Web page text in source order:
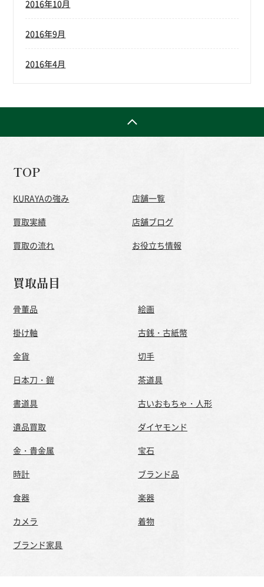
2016年10月
2016年9月
2016年4月
TOP
KURAYAの強み
買取実績
買取の流れ
店舗一覧
店舗ブログ
お役立ち情報
買取品目
骨董品
絵画
掛け軸
古銭・古紙幣
金貨
切手
日本刀・鎧
茶道具
書道具
古いおもちゃ・人形
遺品買取
ダイヤモンド
金・貴金属
宝石
時計
ブランド品
食器
楽器
カメラ
着物
ブランド家具